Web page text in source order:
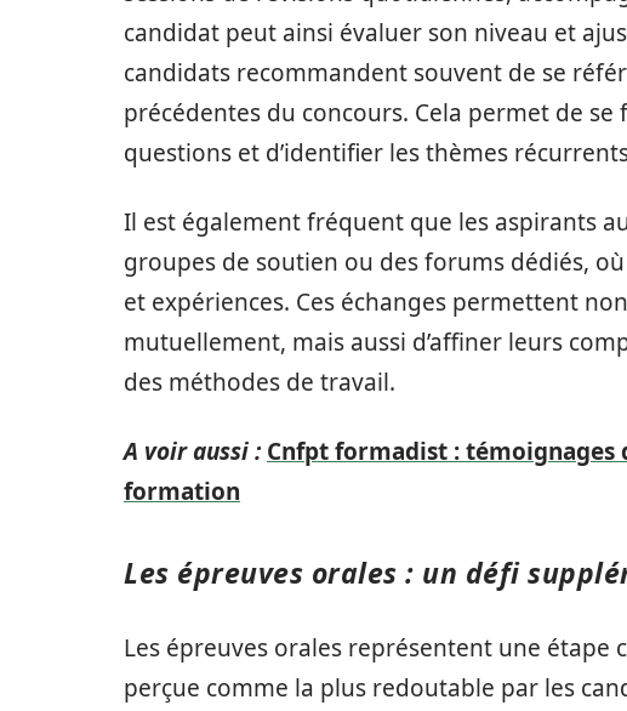
candidat peut ainsi évaluer son niveau et
candidats recommandent souvent de se
précédentes du concours. Cela permet de
questions et d’identifier les thèmes
Il est également fréquent que les aspirants
groupes de soutien ou des forums dédiés,
et expériences. Ces échanges permettent
mutuellement, mais aussi d’affiner leurs
des méthodes de travail.
A voir aussi : Cnfpt formadist :
formation
Les épreuves orales : un défi
Les épreuves orales représentent une étape
perçue comme la plus redoutable par les